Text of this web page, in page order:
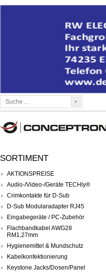
SORTIMENT
AKTIONSPREISE
Audio-/Video-/Geräte TECHly®
Crimkontakte für D-Sub
D-Sub Modularadapter RJ45
Eingabegeräte / PC-Zubehör
Flachbandkabel AWG28
RM1,27mm
Hygienemittel & Mundschutz
Kabelkonfektionierung
Keystone Jacks/Dosen/Panel